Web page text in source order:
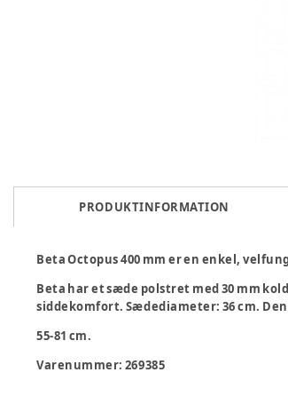
PRODUKTINFORMATION
Beta Octopus 400 mm er en enkel,
Beta har et sæde polstret med 30 mm
siddekomfort. Sædediameter: 36 cm.
55-81 cm.
Varenummer: 269385